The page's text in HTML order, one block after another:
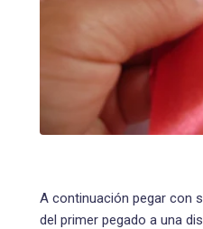
A continuación pegar con
del primer pegado a una